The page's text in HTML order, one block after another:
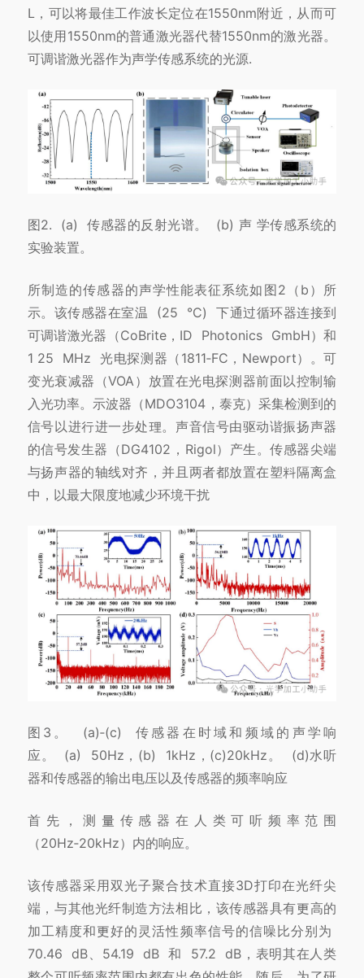
L，可以将最佳工作波长定位在1550nm附近，从而可
以使用1550nm的普通激光器代替1550nm的激光器。
可调谐激光器作为声学传感系统的光源.
图2. (a) 传感器的反射光谱。 (b) 声 学传感系统的
实验装置。
所制造的传感器的声学性能表征系统如图2（b）所
示。该传感器在室温 (25 °C) 下通过循环器连接到
可调谐激光器（CoBrite，ID Photonics GmbH）和
1 25 MHz 光电探测器（1811‑FC，Newport）。可
变光衰减器（VOA）放置在光电探测器前面以控制输
入光功率。 示波器（MDO3104，泰克）采集检测到的
信号以进行进一步处理。 声音信号由驱动谐振扬声器
的信号发生器（DG4102，Rigol）产生。传感器尖端
与扬声器的轴线对⻬，并且两者都放置在塑料隔离盒
中，以最大限度地减少环境干扰
图3。 (a)‑(c) 传感器在时域和频域的声学响
应。 (a) 50Hz，(b) 1kHz，(c)20kHz。 (d)水听
器和传感器的输出电压以及传感器的频率响应
首先，测量传感器在人类可听频率范围
（20Hz‑20kHz）内的响应。
该传感器采用双光子聚合技术直接3D打印在光纤尖
端，与其他光纤制造方法相比，该传感器具有更高的
加工精度和更好的灵活性频率信号的信噪比分别为
70.46 dB、54.19 dB 和 57.2 dB，表明其在人类